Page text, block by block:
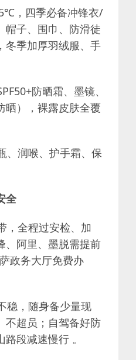
，四季必备冲锋衣/
帽子、围巾、防滑徒
冬季加厚羽绒服、手
防晒霜、墨镜、
晒），裸露皮肤全覆
、润喉、护手霜、保
全
，全程过安检、加
、阿里、墨脱需提前
政务大厅免费办
稳，随身备少量现
不超员；自驾备好防
段减速慢行 。